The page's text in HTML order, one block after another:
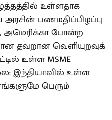
உள்ளதாக
அரசின் பணமதிப்பிழப்பு
அமெரிக்கா போன்ற
தவறான வெளியுறவுக்
உள்ள MSME
இந்தியாவில் உள்ள
பெரும்